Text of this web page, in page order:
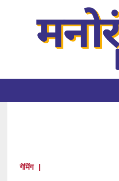
गेमिंग |